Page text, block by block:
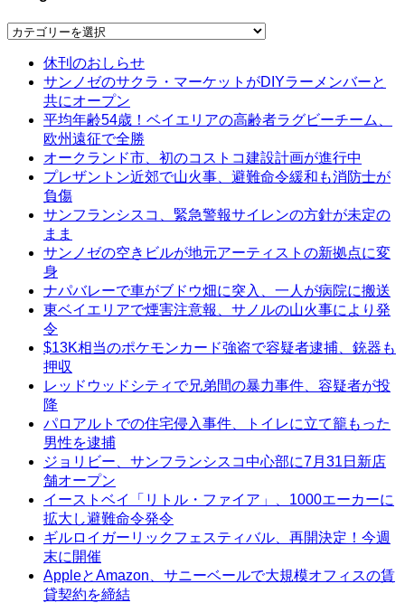
Categories
休刊のおしらせ
サンノゼのサクラ・マーケットがDIYラーメンバーと
共にオープン
平均年齢54歳！ベイエリアの高齢者ラグビーチーム、
欧州遠征で全勝
オークランド市、初のコストコ建設計画が進行中
プレザントン近郊で山火事、避難命令緩和も消防士が
負傷
サンフランシスコ、緊急警報サイレンの方針が未定の
まま
サンノゼの空きビルが地元アーティストの新拠点に変
身
ナパバレーで車がブドウ畑に突入、一人が病院に搬送
東ベイエリアで煙害注意報、サノルの山火事により発
令
$13K相当のポケモンカード強盗で容疑者逮捕、銃器も
押収
レッドウッドシティで兄弟間の暴力事件、容疑者が投
降
パロアルトでの住宅侵入事件、トイレに立て籠もった
男性を逮捕
ジョリビー、サンフランシスコ中心部に7月31日新店
舗オープン
イーストベイ「リトル・ファイア」、1000エーカーに
拡大し避難命令発令
ギルロイガーリックフェスティバル、再開決定！今週
末に開催
AppleとAmazon、サニーベールで大規模オフィスの賃
貸契約を締結